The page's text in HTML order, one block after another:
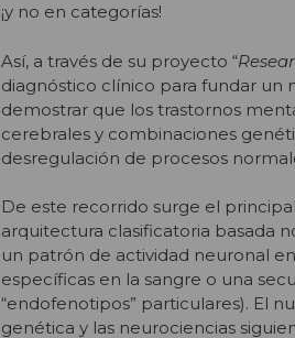
¡y no en categorías!
Así, a través de su proyecto “
diagnóstico clínico para fundar un
demostrar que los trastornos
cerebrales y combinaciones
desregulación de procesos
De este recorrido surge el
arquitectura clasificatoria basada
un patrón de actividad neuronal
específicas en la sangre o una
“endofenotipos” particulares). El
genética y las neurociencias